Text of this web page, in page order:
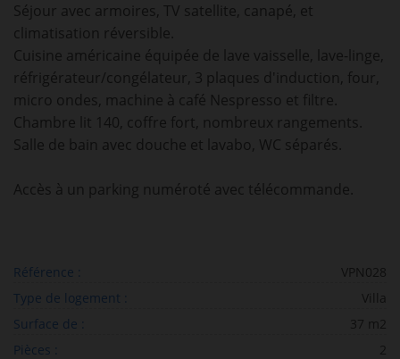
Séjour avec armoires, TV satellite, canapé, et
climatisation réversible.
Cuisine américaine équipée de lave vaisselle, lave-linge,
réfrigérateur/congélateur, 3 plaques d'induction, four,
micro ondes, machine à café Nespresso et filtre.
Chambre lit 140, coffre fort, nombreux rangements.
Salle de bain avec douche et lavabo, WC séparés.
Accès à un parking numéroté avec télécommande.
Référence :
VPN028
Type de logement :
Villa
Surface de :
37 m2
Pièces :
2